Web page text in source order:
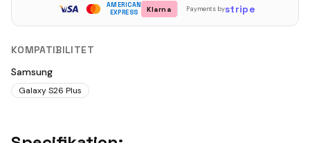
AMERICAN
EXPRESS
Klarna Payments bystripe
KOMPATIBILITET
Samsung
Galaxy S26 Plus